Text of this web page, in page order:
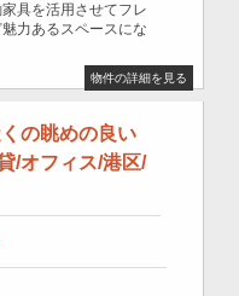
具を活用させてフレ
力あるスペースにな
物件の詳細を見る
の眺めの良い
/オフィス/港区/